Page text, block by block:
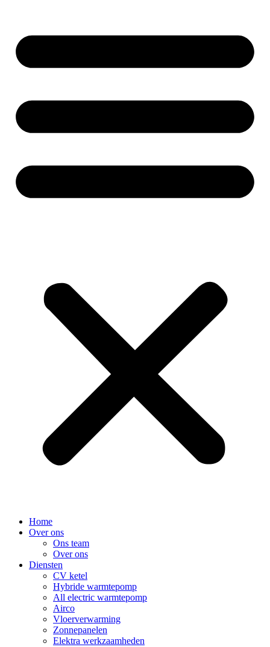
Home
Over ons
Ons team
Over ons
Diensten
CV ketel
Hybride warmtepomp
All electric warmtepomp
Airco
Vloerverwarming
Zonnepanelen
Elektra werkzaamheden